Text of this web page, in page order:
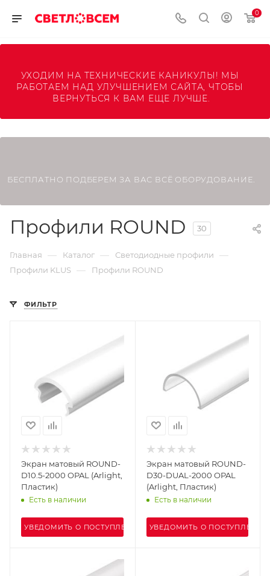
0
УХОДИМ НА ТЕХНИЧЕСКИЕ КАНИКУЛЫ! МЫ
РАБОТАЕМ НАД УЛУЧШЕНИЕМ САЙТА, ЧТОБЫ
ВЕРНУТЬСЯ К ВАМ ЕЩЕ ЛУЧШЕ.
БЕСПЛАТНО ПОДБЕРЕМ ЗА ВАС ВСЁ ОБОРУДОВАНИЕ.
Профили ROUND 30
Главная — Каталог — Светодиодные профили —
Профили KLUS — Профили ROUND
ФИЛЬТР
Экран матовый ROUND-
D10.5-2000 OPAL (Arlight,
Пластик)
Есть в наличии
УВЕДОМИТЬ О ПОСТУПЛЕНИИ
Экран матовый ROUND-
D30-DUAL-2000 OPAL
(Arlight, Пластик)
Есть в наличии
УВЕДОМИТЬ О ПОСТУПЛЕНИИ